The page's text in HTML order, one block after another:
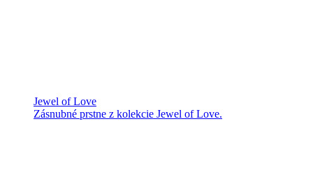
Jewel of Love
Zásnubné prstne z kolekcie Jewel of Love.